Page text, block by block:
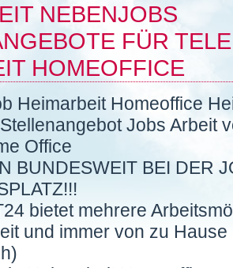
NEBENJOBS
FÜR
HOMEOFFICE
Heimarbeit Homeoffice
Jobs Arbeit
Office
BUNDESWEIT BEI DER
bietet mehrere
und immer von zu